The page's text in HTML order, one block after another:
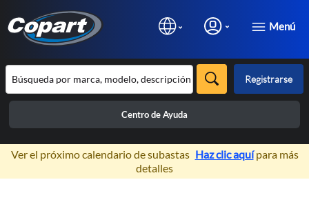
Menú
Registrarse
Centro de Ayuda
×
Ver el próximo calendario de subastas Haz clic aquípara más
detalles